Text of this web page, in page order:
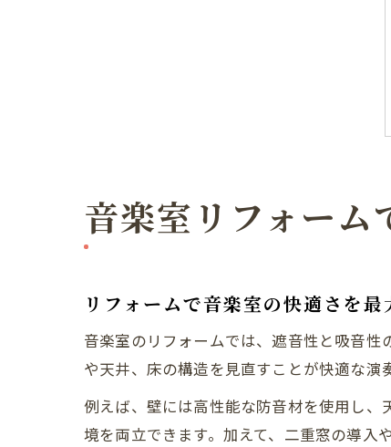
音楽室リフォーム
リフォームで音楽室の快適さを
音楽室のリフォームでは、遮音性と吸音
や天井、床の構造を見直すことが快適な演
例えば、壁には高性能な防音材を使用し
境を両立できます。加えて、二重窓の導入